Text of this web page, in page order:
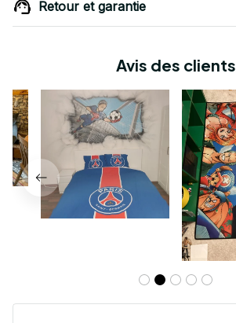
Retour et garantie
Avis des clients